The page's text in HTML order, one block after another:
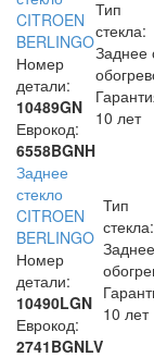
CITROEN
BERLINGO
Номер
детали:
10489GN
Еврокод:
6558BGNH
Тип
стекла:
Заднее
10 лет
Заднее
стекло
CITROEN
BERLINGO
Номер
детали:
10490LGN
Еврокод:
2741BGNLV
Тип
стекла:
10 лет